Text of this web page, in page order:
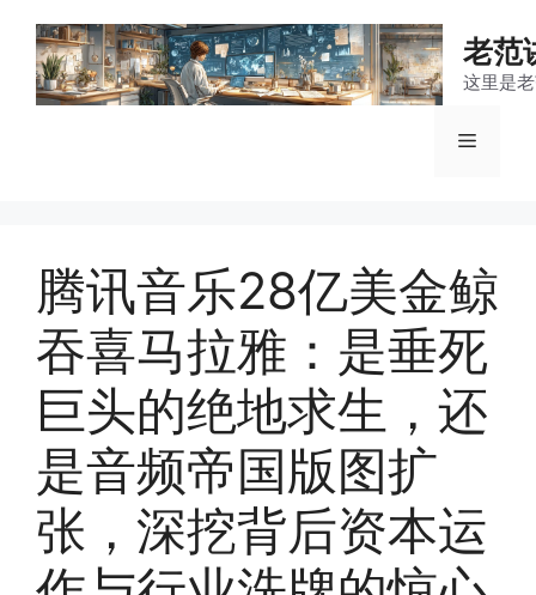
老范
这里是
菜
腾讯音乐28亿美金鲸
吞喜马拉雅：是垂死
巨头的绝地求生，还
是音频帝国版图扩
张，深挖背后资本运